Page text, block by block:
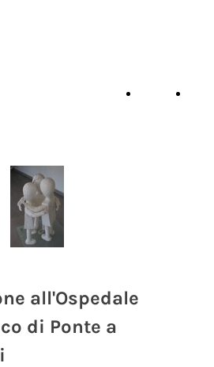
all'Ospedale
di Ponte a